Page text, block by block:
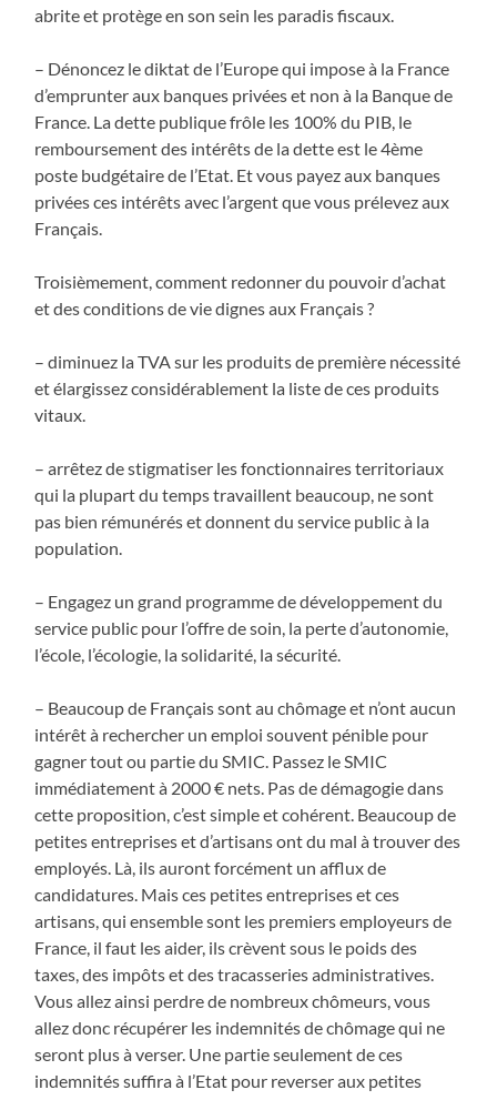
abrite et protège en son sein les paradis fiscaux.
– Dénoncez le diktat de l’Europe qui impose à la France
d’emprunter aux banques privées et non à la Banque de
France. La dette publique frôle les 100% du PIB, le
remboursement des intérêts de la dette est le 4ème
poste budgétaire de l’Etat. Et vous payez aux banques
privées ces intérêts avec l’argent que vous prélevez aux
Français.
Troisièmement, comment redonner du pouvoir d’achat
et des conditions de vie dignes aux Français ?
– diminuez la TVA sur les produits de première nécessité
et élargissez considérablement la liste de ces produits
vitaux.
– arrêtez de stigmatiser les fonctionnaires territoriaux
qui la plupart du temps travaillent beaucoup, ne sont
pas bien rémunérés et donnent du service public à la
population.
– Engagez un grand programme de développement du
service public pour l’offre de soin, la perte d’autonomie,
l’école, l’écologie, la solidarité, la sécurité.
– Beaucoup de Français sont au chômage et n’ont aucun
intérêt à rechercher un emploi souvent pénible pour
gagner tout ou partie du SMIC. Passez le SMIC
immédiatement à 2000 € nets. Pas de démagogie dans
cette proposition, c’est simple et cohérent. Beaucoup de
petites entreprises et d’artisans ont du mal à trouver des
employés. Là, ils auront forcément un afflux de
candidatures. Mais ces petites entreprises et ces
artisans, qui ensemble sont les premiers employeurs de
France, il faut les aider, ils crèvent sous le poids des
taxes, des impôts et des tracasseries administratives.
Vous allez ainsi perdre de nombreux chômeurs, vous
allez donc récupérer les indemnités de chômage qui ne
seront plus à verser. Une partie seulement de ces
indemnités suffira à l’Etat pour reverser aux petites